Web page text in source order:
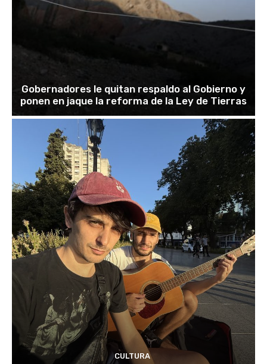
Gobernadores le quitan respaldo al Gobierno y
ponen en jaque la reforma de la Ley de Tierras
CULTURA